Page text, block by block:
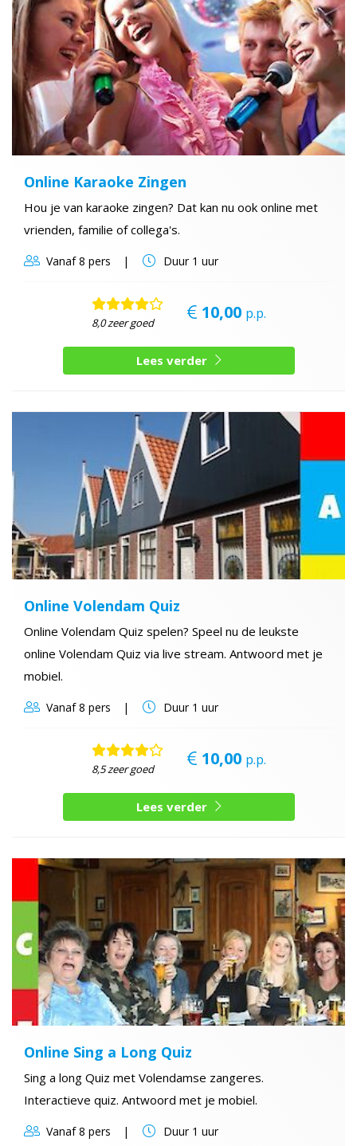
Online Karaoke Zingen
Hou je van karaoke zingen? Dat kan nu ook online met
vrienden, familie of collega's.
Vanaf8 pers Duur1 uur
8,0 zeer goed 10,00 p.p.
Lees verder
Online Volendam Quiz
Online Volendam Quiz spelen? Speel nu de leukste
online Volendam Quiz via live stream. Antwoord met je
mobiel.
Vanaf8 pers Duur1 uur
8,5 zeer goed 10,00 p.p.
Lees verder
Online Sing a Long Quiz
Sing a long Quiz met Volendamse zangeres.
Interactieve quiz. Antwoord met je mobiel.
Vanaf8 pers Duur1 uur